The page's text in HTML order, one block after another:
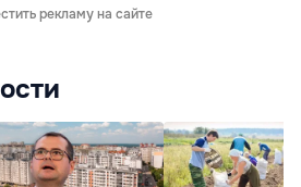
рекламу на сайте